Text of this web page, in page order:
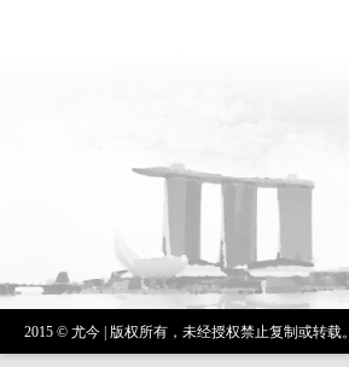
2015 © 尤今 | 版权所有，未经授权禁止复制或转载。